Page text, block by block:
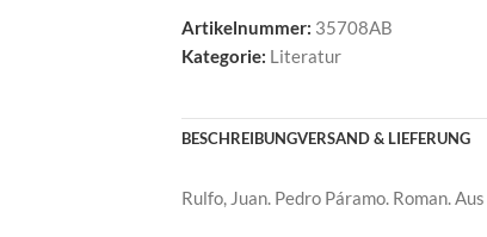
Artikelnummer: 35708AB
Kategorie: Literatur
BESCHREIBUNGVERSAND & LIEFERUNG
Rulfo, Juan. Pedro Páramo. Roman.